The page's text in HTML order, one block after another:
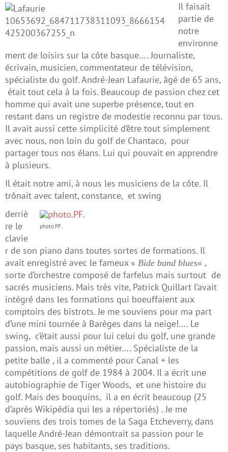
Il faisait
partie de
notre
environne
ment de loisirs sur la côte basque…. Journaliste,
écrivain, musicien, commentateur de télévision,
spécialiste du golf. André-Jean Lafaurie, âgé de 65 ans,
était tout cela à la fois. Beaucoup de passion chez cet
homme qui avait une superbe présence, tout en
restant dans un registre de modestie reconnu par tous.
Il avait aussi cette simplicité d’être tout simplement
avec nous, non loin du golf de Chantaco, pour
partager tous nos élans. Lui qui pouvait en apprendre
à plusieurs.
Il était notre ami, à nous les musiciens de la côte. Il
trônait avec talent, constance, et swing
photo.PF.
derriè
re le
clavie
r de son piano dans toutes sortes de formations. Il
avait enregistré avec le fameux « Bide band blues« ,
sorte d’orchestre composé de farfelus mais surtout de
sacrés musiciens. Mais très vite, Patrick Quillart l’avait
intégré dans les formations qui boeuffaient aux
comptoirs des bistrots. Je me souviens pour ma part
d’une mini tournée à Barèges dans la neige!…. Le
swing, c’était aussi pour lui celui du golf, une grande
passion, mais aussi un métier…. Spécialiste de la
petite balle , il a commenté pour Canal + les
compétitions de golf de 1984 à 2004. Il a écrit une
autobiographie de Tiger Woods, et une histoire du
golf. Mais des bouquins, il a en écrit beaucoup (25
d’après Wikipédia qui les a répertoriés) . Je me
souviens des trois tomes de la Saga Etcheverry, dans
laquelle André-Jean démontrait sa passion pour le
pays basque, ses habitants, ses traditions.